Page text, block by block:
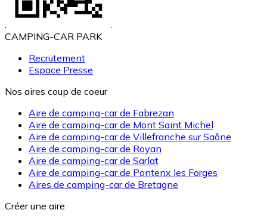
CAMPING-CAR PARK
Recrutement
Espace Presse
Nos aires coup de coeur
Aire de camping-car de Fabrezan
Aire de camping-car de Mont Saint Michel
Aire de camping-car de Villefranche sur Saône
Aire de camping-car de Royan
Aire de camping-car de Sarlat
Aire de camping-car de Pontenx les Forges
Aires de camping-car de Bretagne
Créer une aire